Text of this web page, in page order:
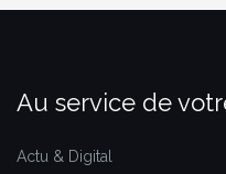
Au service de
Actu & Digital